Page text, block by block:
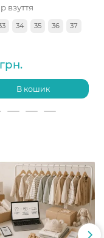
взуття
34 35 36 37
В кошик